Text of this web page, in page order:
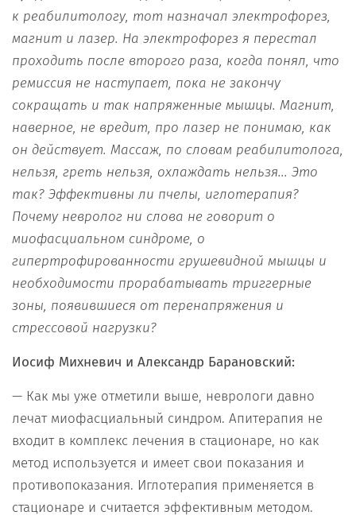
к реабилитологу, тот назначал электрофорез,
магнит и лазер. На электрофорез я перестал
проходить после второго раза, когда понял, что
ремиссия не наступает, пока не закончу
сокращать и так напряженные мышцы. Магнит,
наверное, не вредит, про лазер не понимаю, как
он действует. Массаж, по словам реабилитолога,
нельзя, греть нельзя, охлаждать нельзя... Это
так? Эффективны ли пчелы, иглотерапия?
Почему невролог ни слова не говорит о
миофасциальном синдроме, о
гипертрофированности грушевидной мышцы и
необходимости прорабатывать триггерные
зоны, появившиеся от перенапряжения и
стрессовой нагрузки?
Иосиф Михневич и Александр Барановский:
— Как мы уже отметили выше, неврологи давно
лечат миофасциальный синдром. Апитерапия не
входит в комплекс лечения в стационаре, но как
метод используется и имеет свои показания и
противопоказания. Иглотерапия применяется в
стационаре и считается эффективным методом.